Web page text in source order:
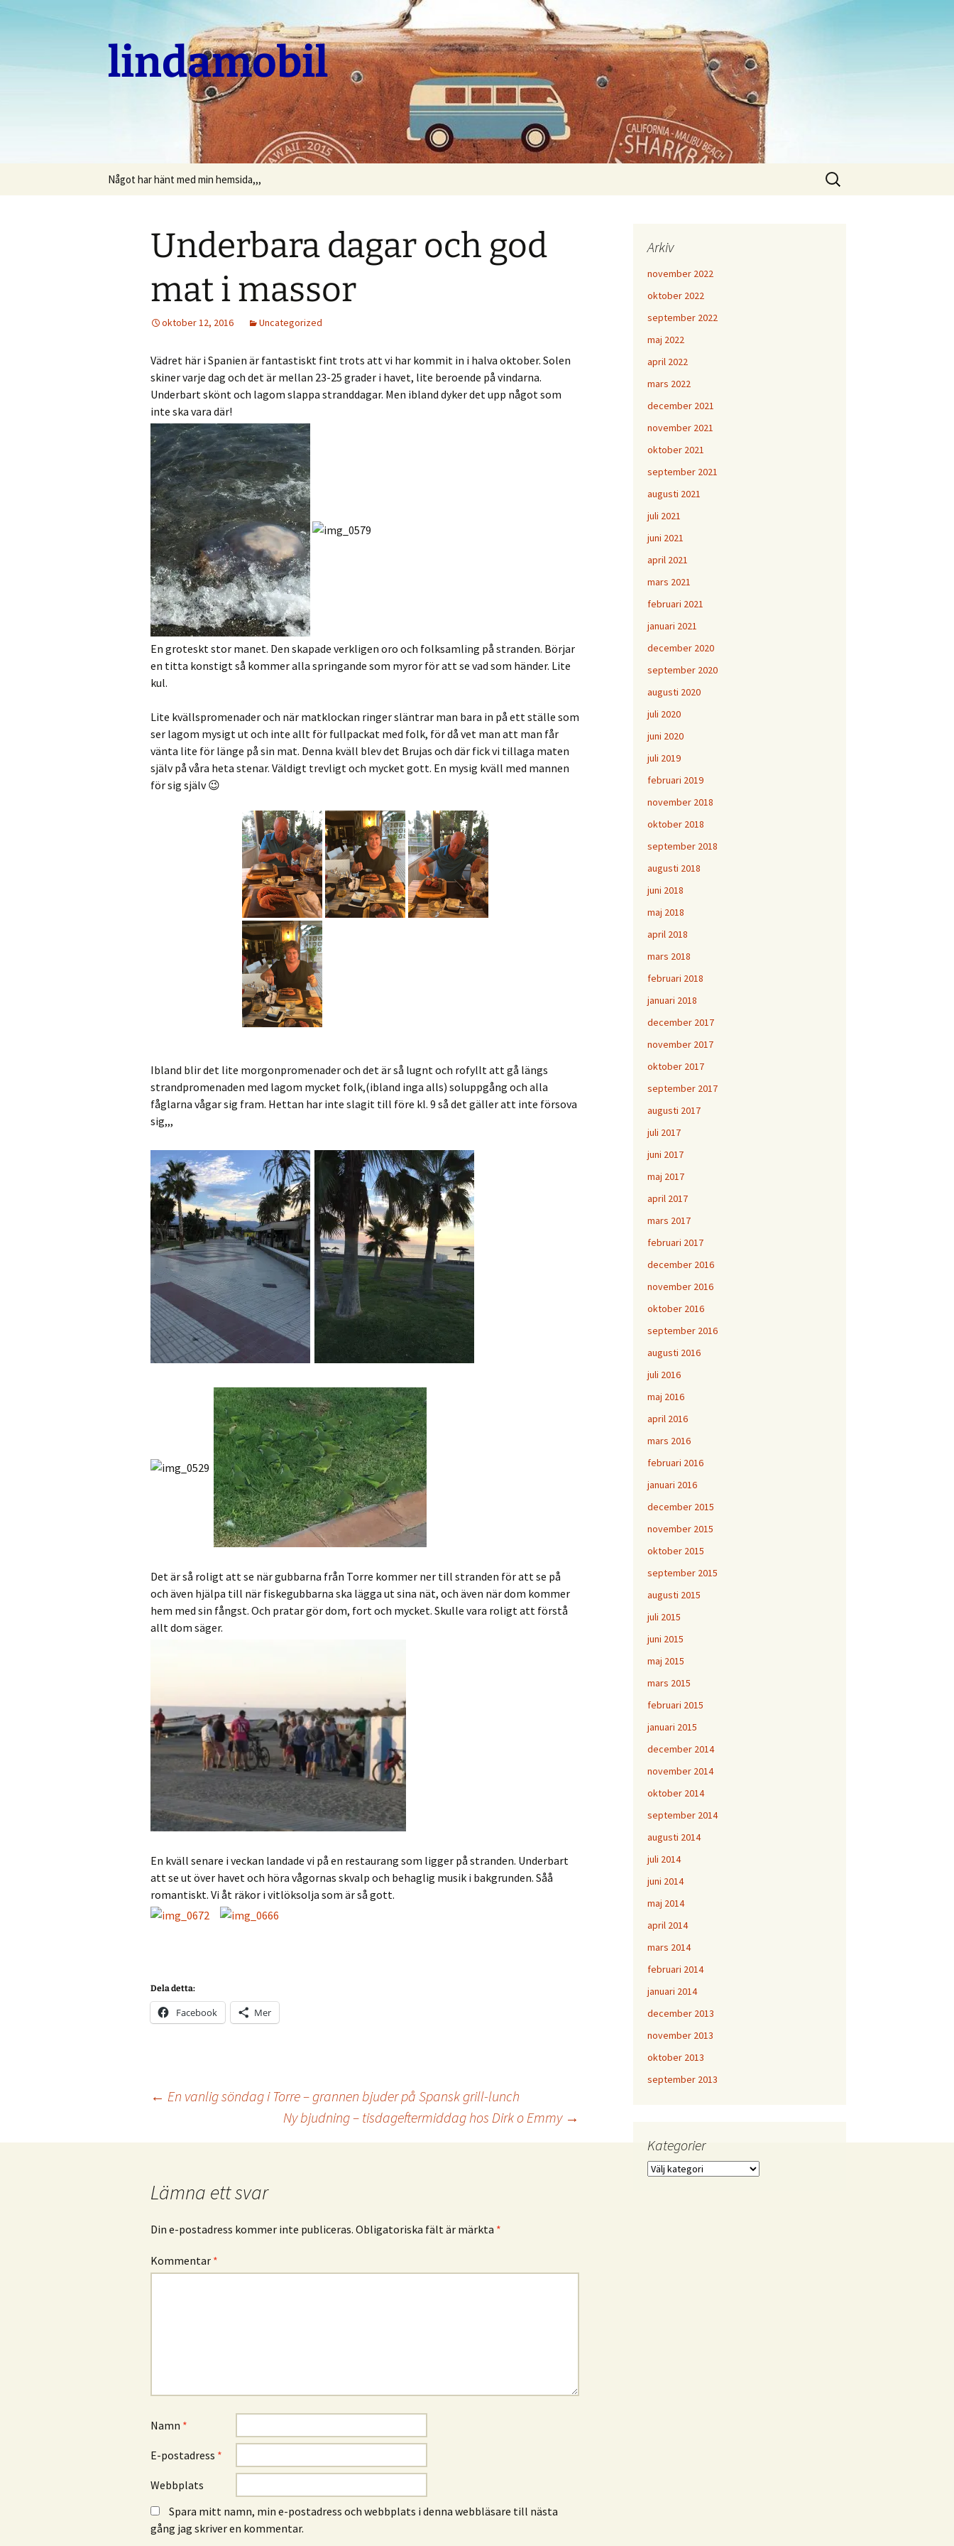
lindamobil
Något har hänt med min hemsida,,,
Sök
efter:
Underbara dagar och god
mat i massor
oktober 12, 2016 Uncategorized
Vädret här i Spanien är fantastiskt fint trots att vi har kommit in i halva oktober. Solen
skiner varje dag och det är mellan 23-25 grader i havet, lite beroende på vindarna.
Underbart skönt och lagom slappa stranddagar. Men ibland dyker det upp något som
inte ska vara där!
En groteskt stor manet. Den skapade verkligen oro och folksamling på stranden. Börjar
en titta konstigt så kommer alla springande som myror för att se vad som händer. Lite
kul.
Lite kvällspromenader och när matklockan ringer släntrar man bara in på ett ställe som
ser lagom mysigt ut och inte allt för fullpackat med folk, för då vet man att man får
vänta lite för länge på sin mat. Denna kväll blev det Brujas och där fick vi tillaga maten
själv på våra heta stenar. Väldigt trevligt och mycket gott. En mysig kväll med mannen
för sig själv 😉
Ibland blir det lite morgonpromenader och det är så lugnt och rofyllt att gå längs
strandpromenaden med lagom mycket folk,(ibland inga alls) soluppgång och alla
fåglarna vågar sig fram. Hettan har inte slagit till före kl. 9 så det gäller att inte försova
sig,,,
Det är så roligt att se när gubbarna från Torre kommer ner till stranden för att se på
och även hjälpa till när fiskegubbarna ska lägga ut sina nät, och även när dom kommer
hem med sin fångst. Och pratar gör dom, fort och mycket. Skulle vara roligt att förstå
allt dom säger.
En kväll senare i veckan landade vi på en restaurang som ligger på stranden. Underbart
att se ut över havet och höra vågornas skvalp och behaglig musik i bakgrunden. Såå
romantiskt. Vi åt räkor i vitlöksolja som är så gott.
Dela detta:
Facebook Mer
Inläggsnavigering
← En vanlig söndag i Torre – grannen bjuder på Spansk grill-lunch
Ny bjudning – tisdageftermiddag hos Dirk o Emmy →
Lämna ett svar
Din e-postadress kommer inte publiceras. Obligatoriska fält är märkta *
Kommentar *
Namn *
E-postadress *
Webbplats
Spara mitt namn, min e-postadress och webbplats i denna webbläsare till nästa
gång jag skriver en kommentar.
Arkiv
november 2022
oktober 2022
september 2022
maj 2022
april 2022
mars 2022
december 2021
november 2021
oktober 2021
september 2021
augusti 2021
juli 2021
juni 2021
april 2021
mars 2021
februari 2021
januari 2021
december 2020
september 2020
augusti 2020
juli 2020
juni 2020
juli 2019
februari 2019
november 2018
oktober 2018
september 2018
augusti 2018
juni 2018
maj 2018
april 2018
mars 2018
februari 2018
januari 2018
december 2017
november 2017
oktober 2017
september 2017
augusti 2017
juli 2017
juni 2017
maj 2017
april 2017
mars 2017
februari 2017
december 2016
november 2016
oktober 2016
september 2016
augusti 2016
juli 2016
maj 2016
april 2016
mars 2016
februari 2016
januari 2016
december 2015
november 2015
oktober 2015
september 2015
augusti 2015
juli 2015
juni 2015
maj 2015
mars 2015
februari 2015
januari 2015
december 2014
november 2014
oktober 2014
september 2014
augusti 2014
juli 2014
juni 2014
maj 2014
april 2014
mars 2014
februari 2014
januari 2014
december 2013
november 2013
oktober 2013
september 2013
Kategorier
Kategorier